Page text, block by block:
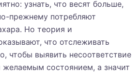
узнать, что весят больше,
прежнему потребляют
Но теория и
что отслеживать
чтобы выявить несоответствие
состоянием, а значит